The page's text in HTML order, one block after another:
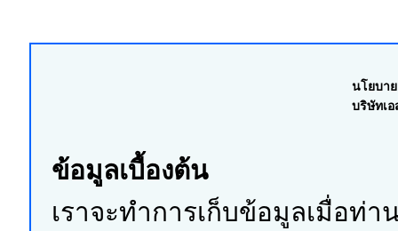
นโยบา
บริษัทเอ
ข้อมูลเบื้องต้น
เราจะทำการเก็บข้อมูลเมื่อท่